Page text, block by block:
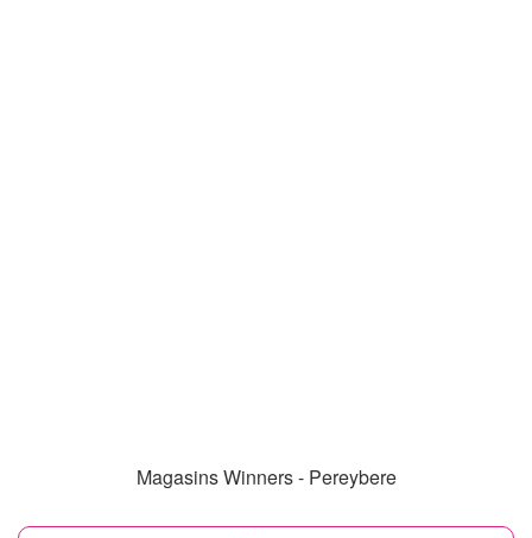
Magasins Winners - Pereybere